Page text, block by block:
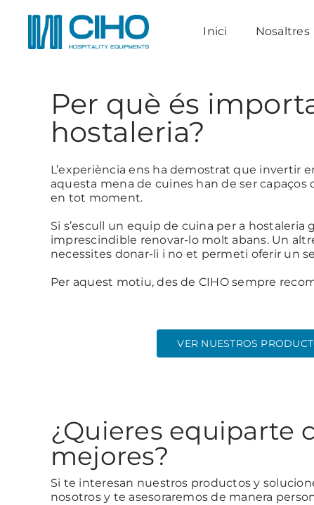
content
Inici Nosaltres
Per què és
hostaleria?
L’experiència ens ha demostrat que invertir
aquesta mena de cuines han de ser
en tot moment.
Si s’escull un equip de cuina per a
imprescindible renovar-lo molt abans. Un
necessites donar-li i no et permeti oferir un
Per aquest motiu, des de CIHO sempre
VER NUESTROS
¿Quieres equiparte
mejores?
Si te interesan nuestros productos y
nosotros y te asesoraremos de manera